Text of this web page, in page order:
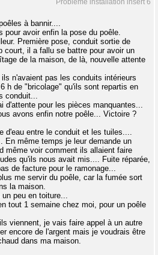
Problème installation insert 6
à bannir....
pour avoir enfin la pose du poêle.
Première pose, conduit sortie de
court, il a fallu se battre pour avoir un
de la maison, de là, nouvelle attente
n'avaient pas les conduits intérieurs
h de "bricolage" qu'ils sont repartis en
conduit...
d'attente pour les pièces manquantes...
avons enfin notre poêle... Victoire ?
d'eau entre le conduit et les tuiles....
En même temps je leur demande un
même voir comment ils allaient faire
qu'ils nous avait mis.... Fuite réparée,
de facture pour le ramonage...
me servir du poêle, car la fumée sort
la maison.
peu en toiture...
tout 1 semaine chez moi, pour un poêle
viennent, je vais faire appel à un autre
encore de l'argent mais je voudrais être
dans ma maison.